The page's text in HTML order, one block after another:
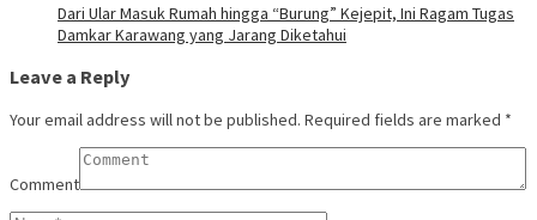
Dari Ular Masuk Rumah hingga “Burung” Kejepit, Ini Ragam Tugas
Damkar Karawang yang Jarang Diketahui
Leave a Reply
Your email address will not be published. Required fields are marked *
Comment